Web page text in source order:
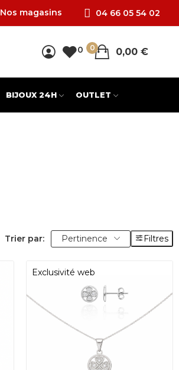
Nos magasins 04 66 05 54 02
0 0,00 €
0
BIJOUX 24H OUTLET
Trier par: Pertinence Filtres
Exclusivité web